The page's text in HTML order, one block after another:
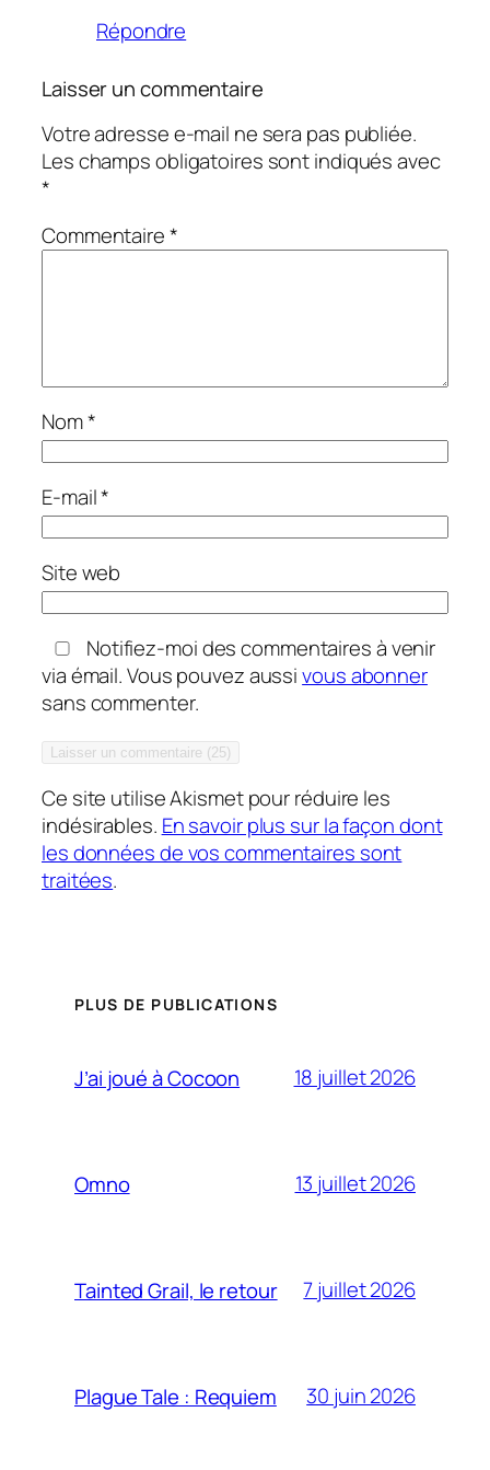
Répondre
Laisser un commentaire
Votre adresse e-mail ne sera pas publiée.
Les champs obligatoires sont indiqués avec
*
Commentaire*
Nom*
E-mail*
Site web
Notifiez-moi des commentaires à venir
via émail. Vous pouvez aussivous abonner
sans commenter.
Ce site utilise Akismet pour réduire les
indésirables. En savoir plus sur la façon dont
les données de vos commentaires sont
traitées.
PLUS DE PUBLICATIONS
J’ai joué à Cocoon 18 juillet 2026
Omno 13 juillet 2026
Tainted Grail, le retour 7 juillet 2026
Plague Tale : Requiem 30 juin 2026